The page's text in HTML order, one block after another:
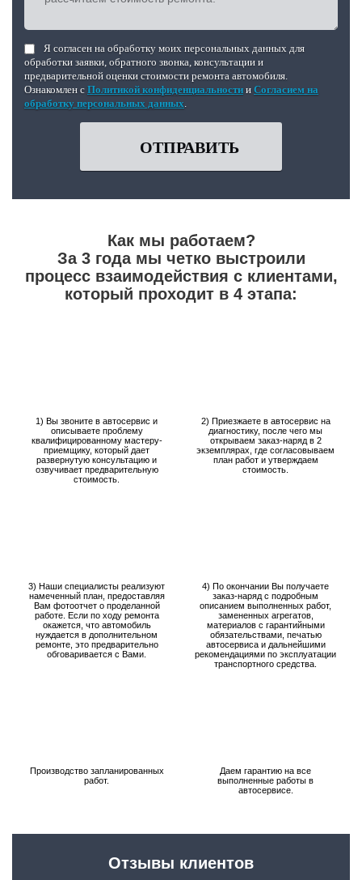
Я согласен на обработку моих персональных данных для
обработки заявки, обратного звонка, консультации и
предварительной оценки стоимости ремонта автомобиля.
Ознакомлен с Политикой конфиденциальности и Согласием на
обработку персональных данных
ОТПРАВИТЬ
Как мы работаем?
За 3 года мы четко выстроили
процесс взаимодействия с клиентами,
который проходит в 4 этапа:
1) Вы звоните в автосервис и
описываете проблему
квалифицированному мастеру-
приемщику, который дает
развернутую консультацию и
озвучивает предварительную
стоимость.
2) Приезжаете в автосервис на
диагностику, после чего мы
открываем заказ-наряд в 2
экземплярах, где согласовываем
план работ и утверждаем
стоимость.
3) Наши специалисты реализуют
намеченный план, предоставляя
Вам фотоотчет о проделанной
работе. Если по ходу ремонта
окажется, что автомобиль
нуждается в дополнительном
ремонте, это предварительно
обговаривается с Вами.
4) По окончании Вы получаете
заказ-наряд с подробным
описанием выполненных работ,
замененных агрегатов,
материалов с гарантийными
обязательствами, печатью
автосервиса и дальнейшими
рекомендациями по эксплуатации
транспортного средства.
Производство запланированных
работ.
Даем гарантию на все
выполненные работы в
автосервисе.
Отзывы клиентов